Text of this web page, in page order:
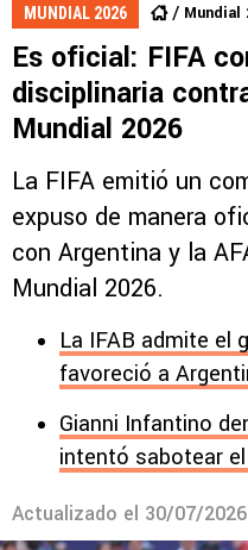
MUNDIAL 2026 Mundial
Es oficial: FIFA
disciplinaria
Mundial 2026
La FIFA emitió un
expuso de manera
con Argentina y la
Mundial 2026.
La IFAB admite el
favoreció a
Gianni Infantino
intentó sabotear
Actualizado el 30/07/